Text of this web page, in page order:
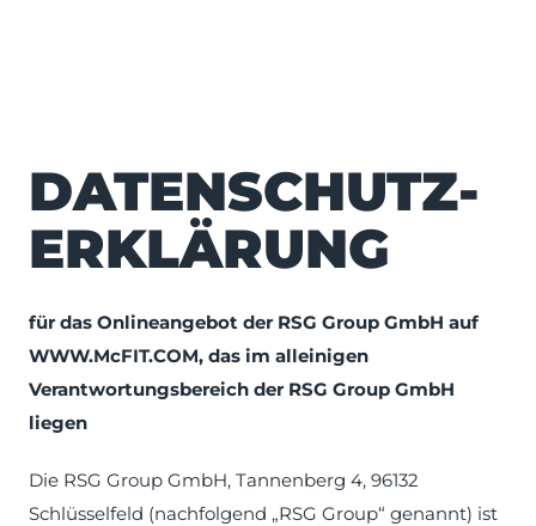
DATENSCHUTZ­
ERKLÄRUNG
für das Onlineangebot der RSG Group GmbH auf
WWW.McFIT.COM, das im alleinigen
Verantwortungsbereich der RSG Group GmbH
liegen
Die RSG Group GmbH, Tannenberg 4, 96132
Schlüsselfeld (nachfolgend „RSG Group“ genannt) ist